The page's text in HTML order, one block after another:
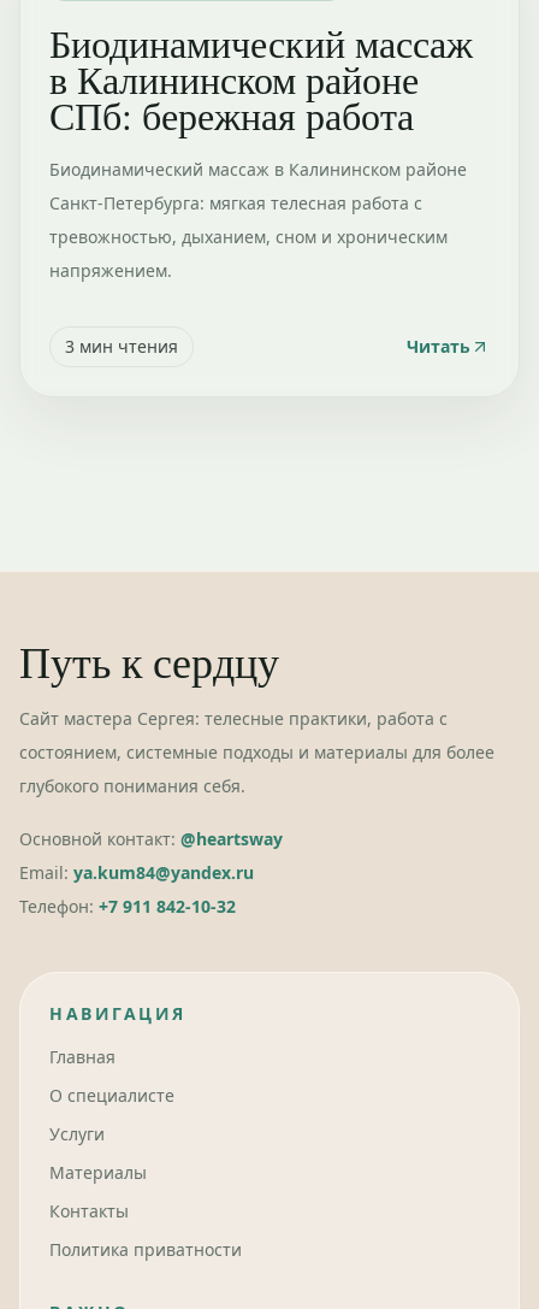
Биодинамический массаж
в Калининском районе
СПб: бережная работа
Биодинамический массаж в Калининском районе
Санкт-Петербурга: мягкая телесная работа с
тревожностью, дыханием, сном и хроническим
напряжением.
3 мин чтения Читать
Путь к сердцу
Сайт мастера Сергея: телесные практики, работа с
состоянием, системные подходы и материалы для более
глубокого понимания себя.
Основной контакт: @heartsway
Email: ya.kum84@yandex.ru
Телефон: +7 911 842-10-32
НАВИГАЦИЯ
Главная
О специалисте
Услуги
Материалы
Контакты
Политика приватности